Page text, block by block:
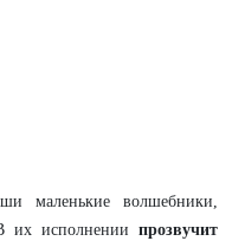
маленькие волшебники,
их исполнении прозвучит